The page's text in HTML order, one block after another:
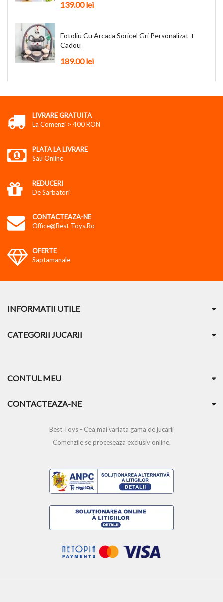
139.00 lei
Fotoliu Cu Arcada Soricel Gri Personalizat +
Cadou
189.00 lei
LIVRARE GRATUITA
La Comenzi > 400 RON
PLATA LA LIVRARE
Sau Online
REDUCERI
De Sarbatori
CONTACTEAZA-NE
Office@best-Toys.ro
OFERTE
Saptamanale
INFORMATII UTILE
CATEGORII JUCARII
CONTUL MEU
CONTACTEAZA-NE
Best Toys - Cea mai variata gama de jucarii
Comenzile se proceseaza exclusiv online.